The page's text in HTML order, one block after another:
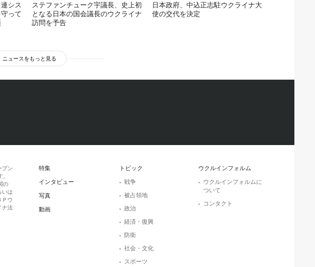
シス
って
ステファンチューク宇議長、史上初
となる日本の国会議長のウクライナ
訪問を予告
日本政府、中込正志駐ウクライナ大
使の交代を決定
ニュースをもっと見る
トピック
戦争
被占領地
政治
経済・復興
防衛
社会・文化
スポーツ
ウクルインフォルム
ウクルインフォルムに
ついて
コンタクト
特集
インタビュー
写真
動画
プン
の
いは
Ｐウ
ナ法